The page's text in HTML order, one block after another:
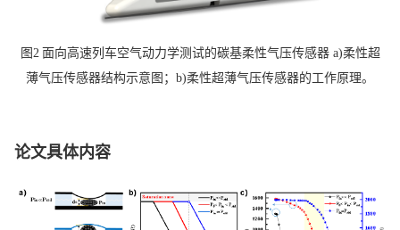
图 2 面向高速列车空气动力学测试的碳基柔性气压传感器 a)柔性超
薄气压传感器结构示意图； b)柔性超薄气压传感器的工作原理。
论文具体内容